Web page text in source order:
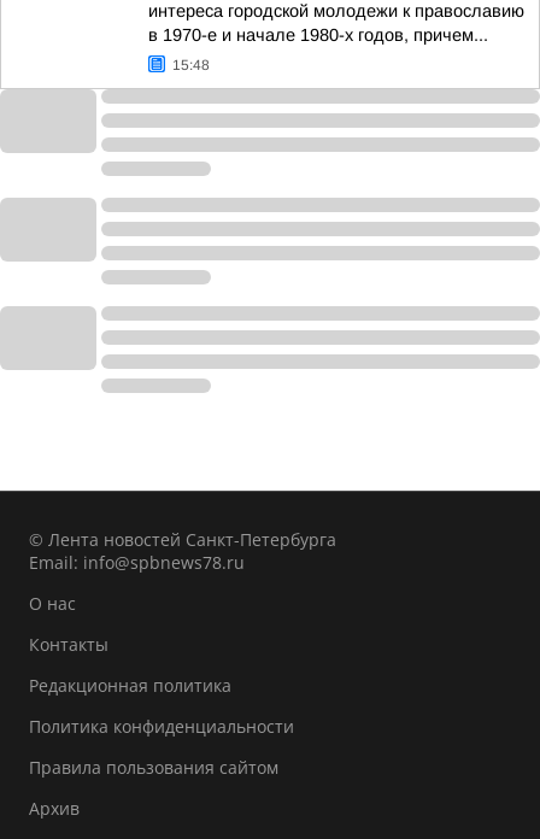
интереса городской молодежи к православию
в 1970-е и начале 1980-х годов, причем...
15:48
© Лента новостей Санкт-Петербурга
Email: info@spbnews78.ru
О нас
Контакты
Редакционная политика
Политика конфиденциальности
Правила пользования сайтом
Архив